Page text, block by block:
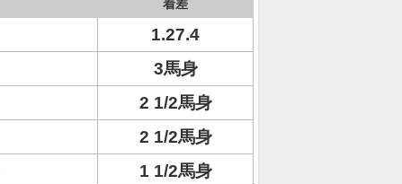
着差
1.27.4
3馬身
2 1/2馬身
2 1/2馬身
1 1/2馬身